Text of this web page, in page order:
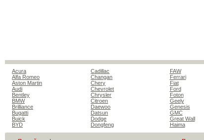
Acura
Alfa Romeo
Aston Martin
Audi
Bentley
BMW
Brilliance
Bugatti
Buick
BYD
Cadillac
Changan
Chery
Chevrolet
Chrysler
Citroen
Daewoo
Datsun
Dodge
Dongfeng
FAW
Ferrari
Fiat
Ford
Foton
Geely
Genesis
GMC
Great Wall
Haima